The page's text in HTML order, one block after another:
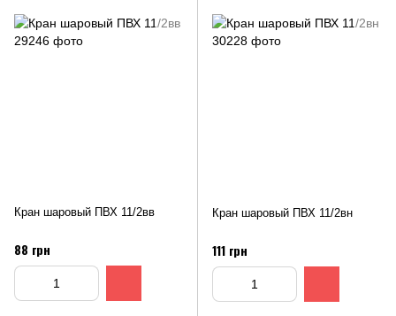
Кран шаровый ПВХ 11/2вв
88 грн
Кран шаровый ПВХ 11/2вн
111 грн